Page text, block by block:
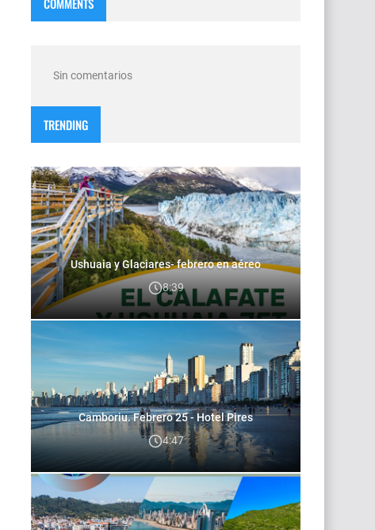
conducción especial del "Mono"
Sin comentarios
TRENDING
Ushuaia y Glaciares- febrero en aéreo
8:39
Camboriu. Febrero 25 - Hotel Pires
4:47